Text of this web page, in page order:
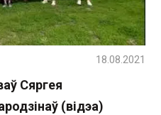
Сяргея
(відэа)
18.08.2021